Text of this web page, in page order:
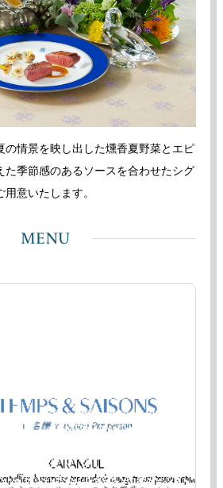
の情景を映し出した燻香夏野菜とエピ
た季節感のあるソースを合わせたシグ
意いたします。
MENU